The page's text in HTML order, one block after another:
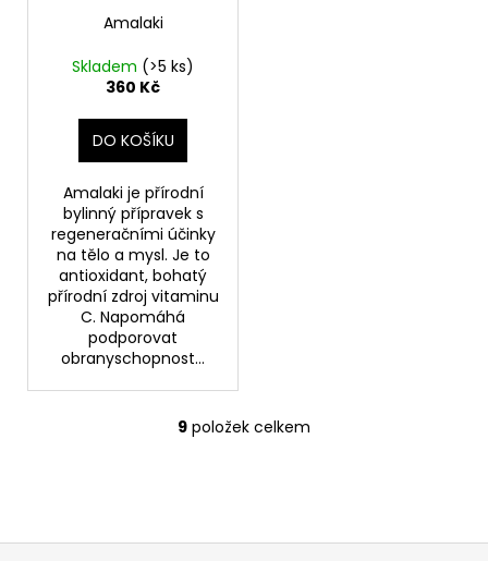
Amalaki
Skladem (>5 ks)
360 Kč
DO KOŠÍKU
Amalaki je přírodní
bylinný přípravek s
regeneračními účinky
na tělo a mysl. Je to
antioxidant, bohatý
přírodní zdroj vitaminu
C. Napomáhá
podporovat
obranyschopnost...
O
9 položek celkem